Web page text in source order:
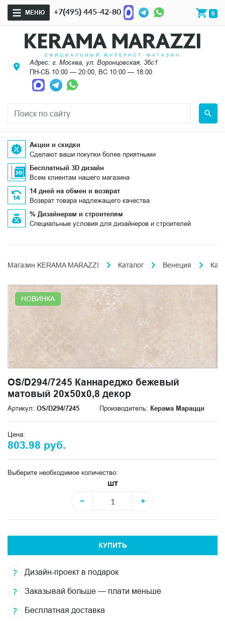
МЕНЮ +7(495) 445-42-80 0
Адрес: г. Москва, ул. Воронцовская, 36с1
ПН-СБ 10:00 — 20:00, ВС 10:00 — 18:00
Акции и скидки
Сделают ваши покупки более приятными
Бесплатный 3D дизайн
Всем клиентам нашего магазина
14 дней на обмен и возврат
Возврат товара надлежащего качества
% Дизайнерам и строителям
Специальные условия для дизайнеров и строителей
Магазин KERAMA MARAZZI Каталог Венеция
НОВИНКА
OS/D294/7245 Каннареджо бежевый
матовый 20x50x0,8 декор
Артикул: OS/D294/7245 Производитель: Керама Марацци
Цена:
803.98 руб.
Выберите необходимое количество:
шт
−
+
КУПИТЬ
Дизайн-проект в подарок
Заказывай больше — плати меньше
Бесплатная доставка